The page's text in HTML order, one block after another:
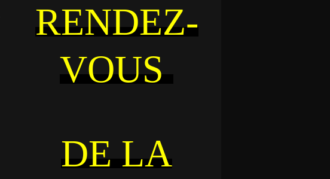
RENDEZ-
VOUS
DE LA